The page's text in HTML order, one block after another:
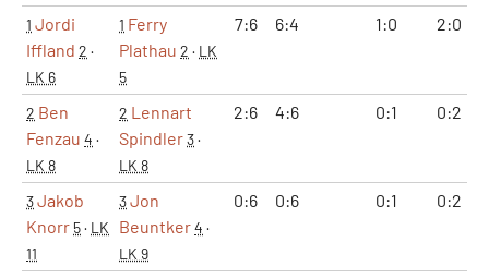
1 Jordi
Iffland 2 ·
LK 6
1 Ferry
Plathau 2 · LK
5
7:6 6:4 1:0 2:0
2 Ben
Fenzau 4 ·
LK 8
2 Lennart
Spindler3·
LK 8
2:6 4:6 0:1 0:2
3Jakob
Knorr 5· LK
11
3Jon
Beuntker4 ·
LK 9
0:6 0:6 0:1 0:2